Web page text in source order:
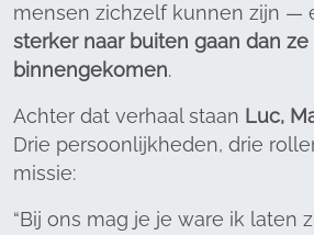
mensen zichzelf kunnen zijn —
sterker naar buiten gaan dan ze
binnengekomen.
Achter dat verhaal staan Luc,
Drie persoonlijkheden, drie
missie:
“Bij ons mag je je ware ik laten